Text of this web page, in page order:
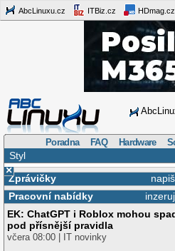
AbcLinuxu.cz ITBiz.cz HDmag.cz
Poradna FAQ Hardware
Styl
×
Zprávičky
Pracovní nabídky
EK: ChatGPT i Roblox mohou
pod přísnější pravidla
včera 08:00 | IT novinky